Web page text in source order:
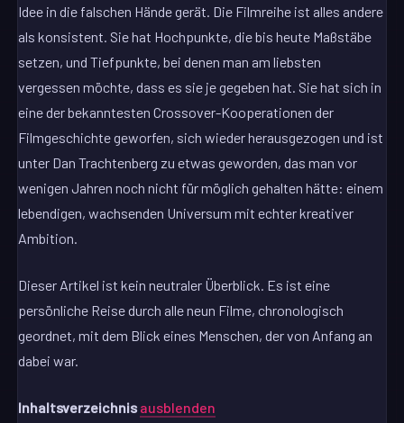
Idee in die falschen Hände gerät. Die Filmreihe ist alles andere
als konsistent. Sie hat Hochpunkte, die bis heute Maßstäbe
setzen, und Tiefpunkte, bei denen man am liebsten
vergessen möchte, dass es sie je gegeben hat. Sie hat sich in
eine der bekanntesten Crossover-Kooperationen der
Filmgeschichte geworfen, sich wieder herausgezogen und ist
unter Dan Trachtenberg zu etwas geworden, das man vor
wenigen Jahren noch nicht für möglich gehalten hätte: einem
lebendigen, wachsenden Universum mit echter kreativer
Ambition.
Dieser Artikel ist kein neutraler Überblick. Es ist eine
persönliche Reise durch alle neun Filme, chronologisch
geordnet, mit dem Blick eines Menschen, der von Anfang an
dabei war.
Inhaltsverzeichnis ausblenden